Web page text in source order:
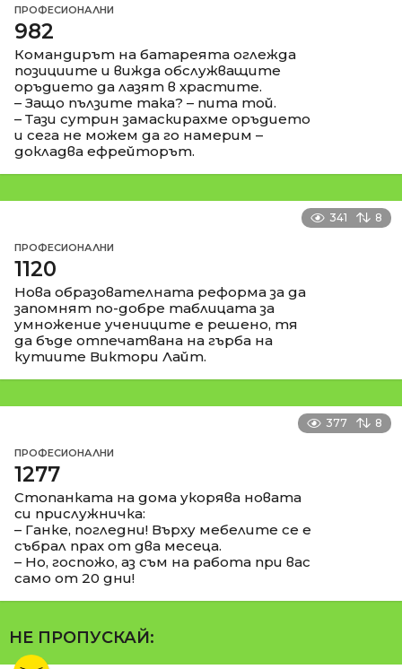
ПРОФЕСИОНАЛНИ
982
Командирът на батареята оглежда
позициите и вижда обслужващите
оръдието да лазят в храстите.
– Защо пълзите така? – пита той.
– Тази сутрин замаскирахме оръдието
и сега не можем да го намерим –
докладва ефрейторът.
341 8
ПРОФЕСИОНАЛНИ
1120
Нова образователната реформа за да
запомнят по-добре таблицата за
умножение учениците е решено, тя
да бъде отпечатвана на гърба на
кутиите Виктори Лайт.
377 8
ПРОФЕСИОНАЛНИ
1277
Стопанката на дома укорява новата
си прислужничка:
– Ганке, погледни! Върху мебелите се е
събрал прах от два месеца.
– Но, госпожо, аз съм на работа при вас
само от 20 дни!
НЕ ПРОПУСКАЙ: